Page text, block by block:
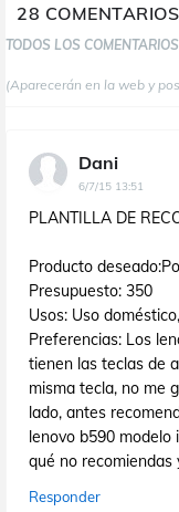
28 COMENTARIOS
TODOS LOS
(Aparecerán en la web y
Dani
6/7/15 13:51
PLANTILLA DE
Producto
Presupuesto: 350
Usos: Uso
Preferencias: Los
tienen las teclas de
misma tecla, no me
lado, antes
lenovo b590 modelo
qué no recomiendas
Responder